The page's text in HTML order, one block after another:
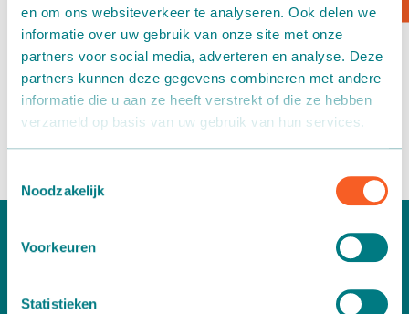
en om ons websiteverkeer te analyseren. Ook delen we
informatie over uw gebruik van onze site met onze
partners voor social media, adverteren en analyse. Deze
partners kunnen deze gegevens combineren met andere
informatie die u aan ze heeft verstrekt of die ze hebben
verzameld op basis van uw gebruik van hun services.
Noodzakelijk
Voorkeuren
Statistieken
Company clothing Martin Stolze
3 November 2022
All our employees are recognizable with the new company
clothing in Martin Stolze color.
Box transport
Packaging - Wrapping - Sorting
Accessories